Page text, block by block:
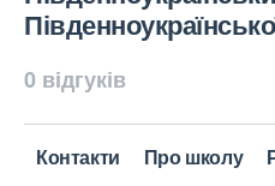
0 відгуків
Контакти Про школу